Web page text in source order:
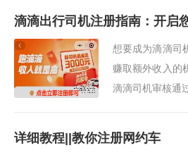
滴滴出行司机注册指南：开启
想要成为滴滴司
赚取额外收入的
滴滴司机审核通
成为滴滴司机···
详细教程||教你注册网约车